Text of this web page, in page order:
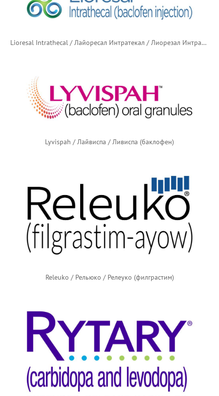
Lioresal Intrathecal / Лайоресал Интратекал / Лиорезал Интратекальный (баклофен)
Lyvispah / Лайвиспа / Ливиспа (баклофен)
Releuko / Рельюко / Релеуко (филграстим)